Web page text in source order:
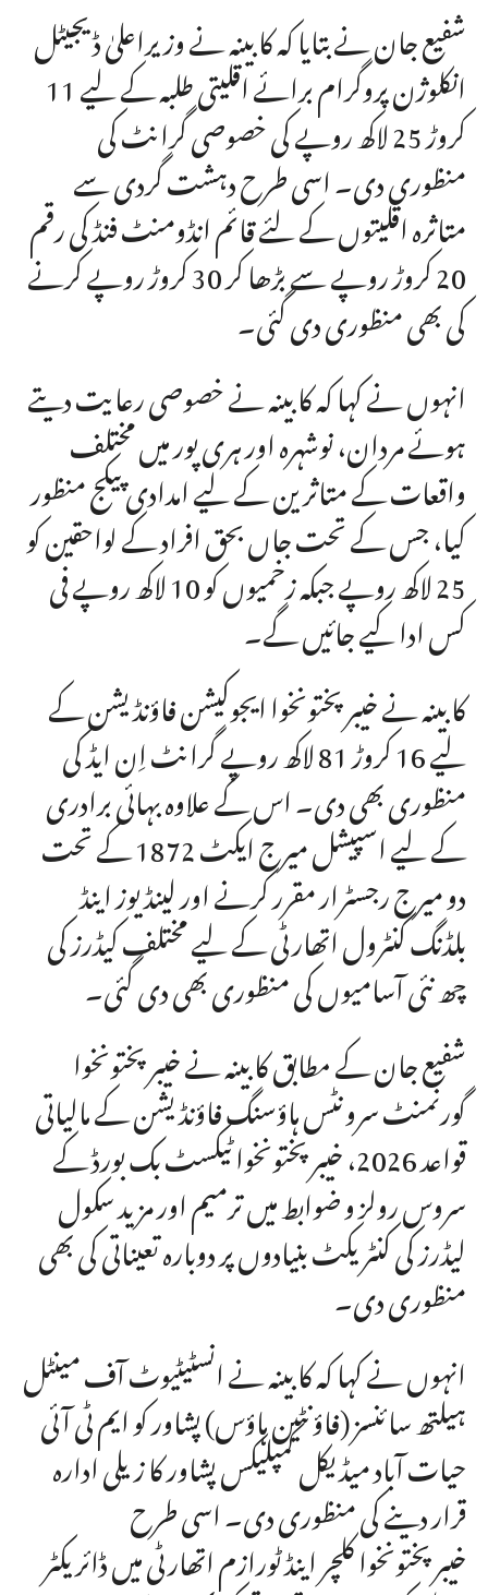
شفیع جان نے بتایا کہ کابینہ نے وزیراعلیٰ ڈیجیٹل
انکلوژن پروگرام برائے اقلیتی طلبہ کے لیے 11
کروڑ 25 لاکھ روپے کی خصوصی گرانٹ کی
منظوری دی۔ اسی طرح دہشت گردی سے
متاثرہ اقلیتوں کے لئے قائم انڈومنٹ فنڈ کی رقم
20 کروڑ روپے سے بڑھا کر 30 کروڑ روپے کرنے
کی بھی منظوری دی گئی۔
انہوں نے کہا کہ کابینہ نے خصوصی رعایت دیتے
ہوئے مردان، نوشہرہ اور ہری پور میں مختلف
واقعات کے متاثرین کے لیے امدادی پیکج منظور
کیا، جس کے تحت جاں بحق افراد کے لواحقین کو
25 لاکھ روپے جبکہ زخمیوں کو 10 لاکھ روپے فی
کس ادا کیے جائیں گے۔
کابینہ نے خیبرپختونخوا ایجوکیشن فاؤنڈیشن کے
لیے 16 کروڑ 81 لاکھ روپے گرانٹ اِن ایڈ کی
منظوری بھی دی۔ اس کے علاوہ بہائی برادری
کے لیے اسپیشل میرج ایکٹ 1872 کے تحت
دو میرج رجسٹرار مقرر کرنے اور لینڈ یوز اینڈ
بلڈنگ کنٹرول اتھارٹی کے لیے مختلف کیڈرز کی
چھ نئی آسامیوں کی منظوری بھی دی گئی۔
شفیع جان کے مطابق کابینہ نے خیبرپختونخوا
گورنمنٹ سرونٹس ہاؤسنگ فاؤنڈیشن کے مالیاتی
قواعد 2026، خیبرپختونخوا ٹیکسٹ بک بورڈ کے
سروس رولز و ضوابط میں ترمیم اور مزید سکول
لیڈرز کی کنٹریکٹ بنیادوں پر دوبارہ تعیناتی کی بھی
منظوری دی۔
انہوں نے کہا کہ کابینہ نے انسٹیٹیوٹ آف مینٹل
ہیلتھ سائنسز (فاؤنٹین ہاؤس) پشاور کو ایم ٹی آئی
حیات آباد میڈیکل کمپلیکس پشاور کا زیلی ادارہ
قرار دینے کی منظوری دی۔ اسی طرح
خیبرپختونخوا کلچر اینڈ ٹورازم اتھارٹی میں ڈائریکٹر